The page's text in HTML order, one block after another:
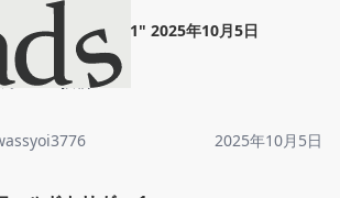
ワールドトリガー 1" 2025年10月5日
投稿
2025年10月5日